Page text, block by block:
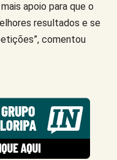
apoio para que o
resultados e se
comentou